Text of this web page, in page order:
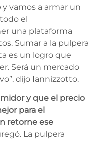
y vamos a armar un
el
una plataforma
Sumar a la pulpera
es un logro que
Será un mercado
dijo Iannizzotto.
y que el precio
para el
retorne ese
La pulpera